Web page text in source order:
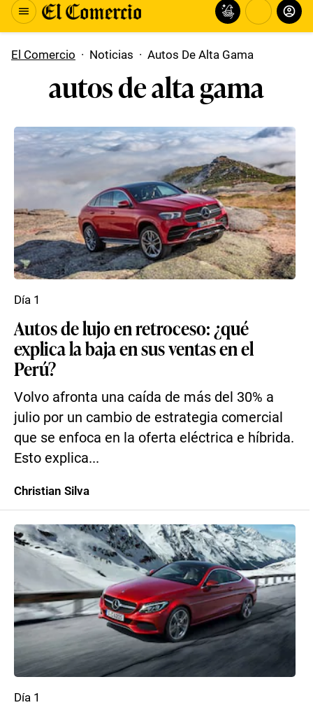
El Comercio · Noticias · Autos De Alta Gama
autos de alta gama
Autos de lujo en retroceso: ¿qué
explica la baja en sus ventas en el
Perú?
Volvo afronta una caída de más del 30% a
julio por un cambio de estrategia comercial
que se enfoca en la oferta eléctrica e híbrida.
Esto explica...
Día 1
Christian Silva
Día 1